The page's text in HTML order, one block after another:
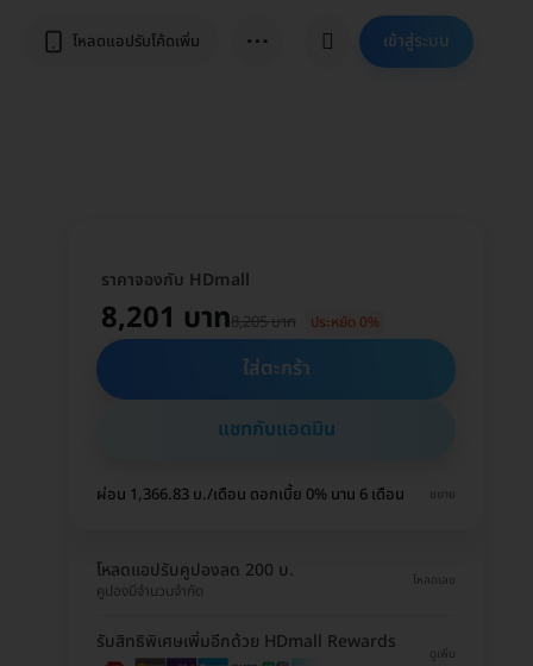
โหลดแอปรับโค้ดเพิ่ม ⋯ เข้าสู่ระบบ
ราคาจองกับ HDmall
8,201 บาท8,205 บาท ประหยัด 0%
ใส่ตะกร้า
แชทกับแอดมิน
ผ่อน 1,366.83 บ./เดือน ดอกเบี้ย 0% นาน 6 เดือน ขยาย
โหลดแอปรับคูปองลด 200 บ.
คูปองมีจำนวนจำกัด
โหลดเลย
รับสิทธิพิเศษเพิ่มอีกด้วย HDmall Rewards
ดูเพิ่ม